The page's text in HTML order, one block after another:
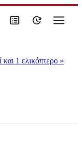
1 ελικόπτερο »